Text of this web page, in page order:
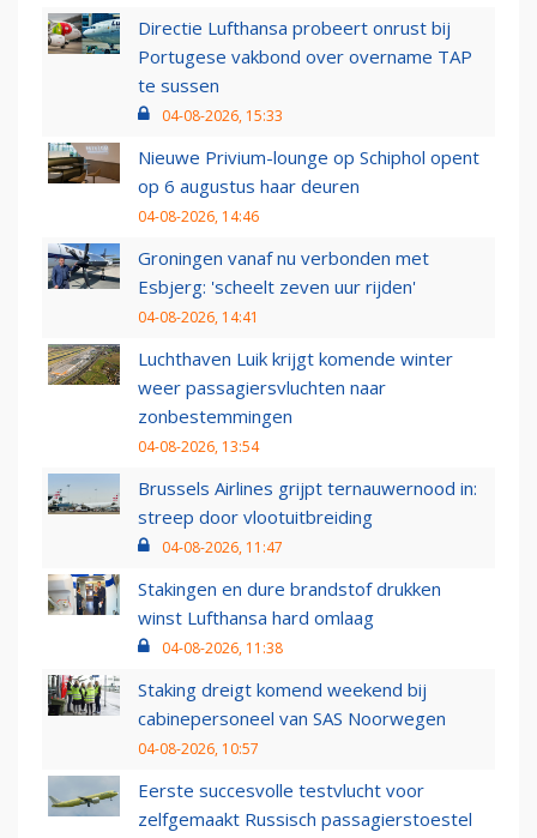
Directie Lufthansa probeert onrust bij
Portugese vakbond over overname TAP
te sussen
04-08-2026, 15:33
Nieuwe Privium-lounge op Schiphol opent
op 6 augustus haar deuren
04-08-2026, 14:46
Groningen vanaf nu verbonden met
Esbjerg: 'scheelt zeven uur rijden'
04-08-2026, 14:41
Luchthaven Luik krijgt komende winter
weer passagiersvluchten naar
zonbestemmingen
04-08-2026, 13:54
Brussels Airlines grijpt ternauwernood in:
streep door vlootuitbreiding
04-08-2026, 11:47
Stakingen en dure brandstof drukken
winst Lufthansa hard omlaag
04-08-2026, 11:38
Staking dreigt komend weekend bij
cabinepersoneel van SAS Noorwegen
04-08-2026, 10:57
Eerste succesvolle testvlucht voor
zelfgemaakt Russisch passagierstoestel